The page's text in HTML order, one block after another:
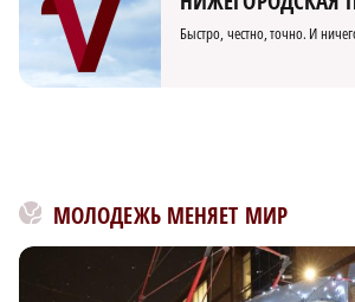
Быстро, честно, точно. И
МОЛОДЕЖЬ МЕНЯЕТ МИР